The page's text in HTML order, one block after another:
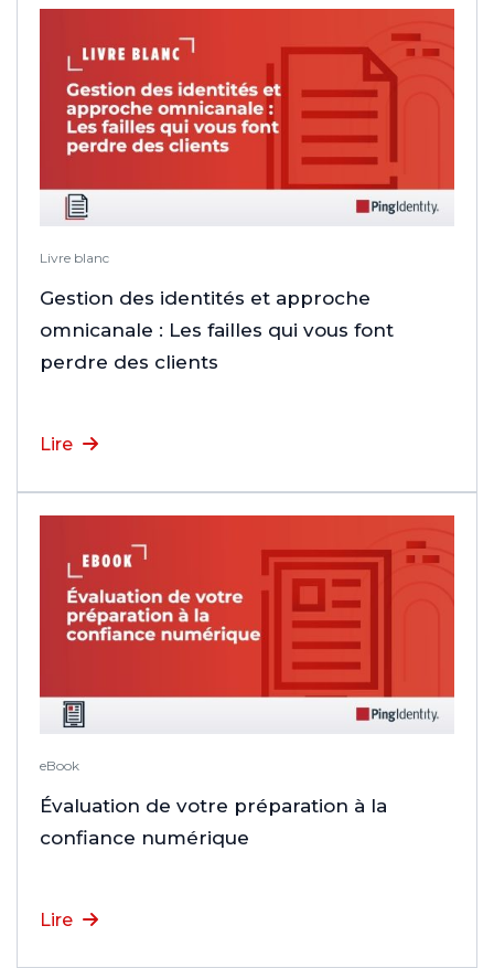
Livre blanc
Gestion des identités et approche
omnicanale : Les failles qui vous font
perdre des clients
Lire
eBook
Évaluation de votre préparation à la
confiance numérique
Lire